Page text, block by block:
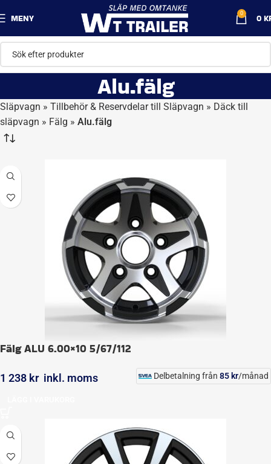
MENY 0 0
Alu.fälg
Släpvagn » Tillbehör & Reservdelar till Släpvagn » Däck till
släpvagn » Fälg » Alu.fälg
Fälg ALU 6.00×10 5/67/112
1 238 kr inkl. moms Delbetalning från 85 kr/månad